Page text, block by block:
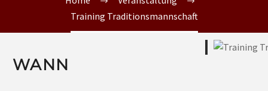
Training Traditionsmannschaft
WANN